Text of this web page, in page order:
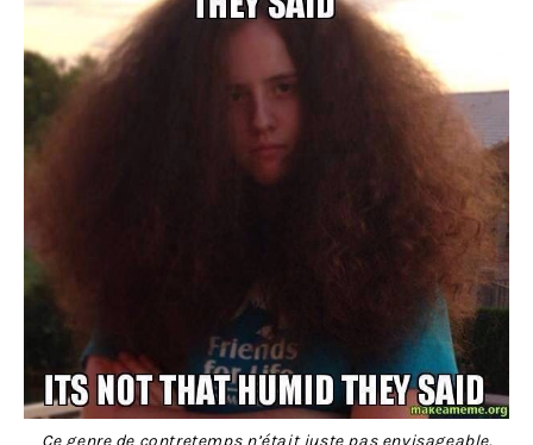
Ce genre de contretemps n’était juste pas envisageable.